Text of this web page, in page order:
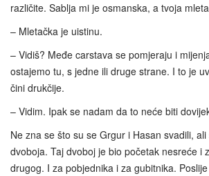
različite. Sablja mi je osmanska, a tvoja
– Mletačka je uistinu.
– Vidiš? Međe carstava se pomjeraju i
ostajemo tu, s jedne ili druge strane. I to je
čini drukčije.
– Vidim. Ipak se nadam da to neće biti
Ne zna se što su se Grgur i Hasan svadili,
dvoboja. Taj dvoboj je bio početak nesreće i
drugog. I za pobjednika i za gubitnika.